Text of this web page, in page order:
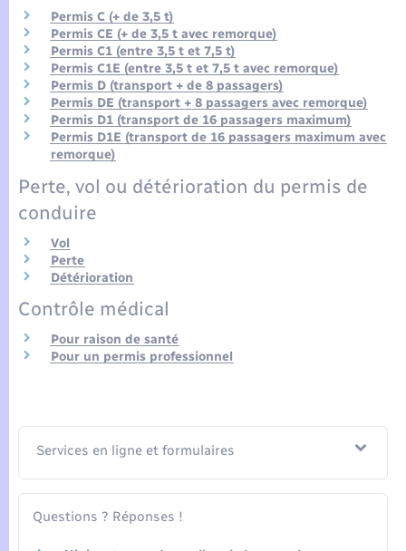
Permis C (+ de 3,5 t)
Permis CE (+ de 3,5 t avec remorque)
Permis C1 (entre 3,5 t et 7,5 t)
Permis C1E (entre 3,5 t et 7,5 t avec remorque)
Permis D (transport + de 8 passagers)
Permis DE (transport + 8 passagers avec remorque)
Permis D1 (transport de 16 passagers maximum)
Permis D1E (transport de 16 passagers maximum avec
remorque)
Perte, vol ou détérioration du permis de
conduire
Vol
Perte
Détérioration
Contrôle médical
Pour raison de santé
Pour un permis professionnel
Services en ligne et formulaires
Questions ? Réponses !